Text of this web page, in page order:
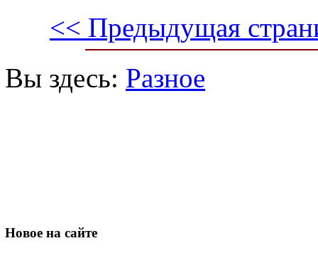
<< Предыдущая
Вы здесь: Разное
Новое на сайте